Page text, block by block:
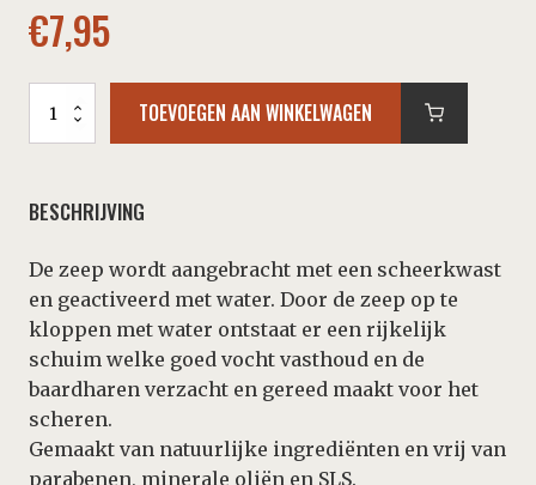
€7,95
Proraso
Scheerzeep
-
&
150
aantal
TOEVOEGEN AAN WINKELWAGEN
BESCHRIJVING
De zeep wordt aangebracht met een scheerkwast
en geactiveerd met water. Door de zeep op te
kloppen met water ontstaat er een rijkelijk
schuim welke goed vocht vasthoud en de
baardharen verzacht en gereed maakt voor het
scheren.
Gemaakt van natuurlijke ingrediënten en vrij van
parabenen, minerale oliën en SLS.